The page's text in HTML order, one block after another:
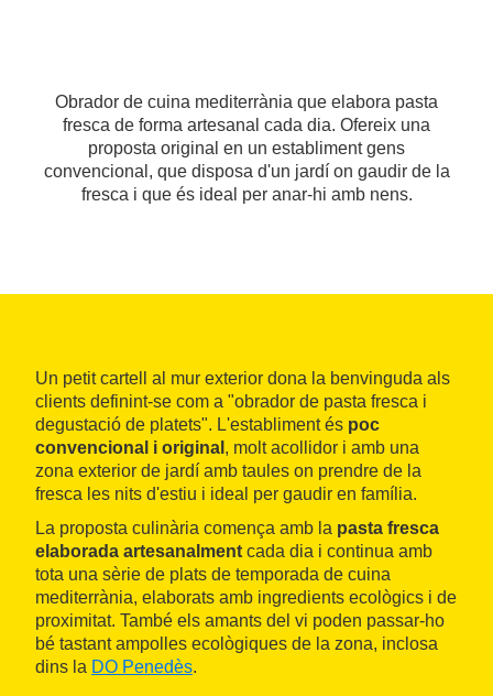
Obrador de cuina mediterrània que elabora pasta
fresca de forma artesanal cada dia. Ofereix una
proposta original en un establiment gens
convencional, que disposa d'un jardí on gaudir de la
fresca i que és ideal per anar-hi amb nens.
Un petit cartell al mur exterior dona la benvinguda als
clients definint-se com a "obrador de pasta fresca i
degustació de platets". L'establiment és poc
convencional i original , molt acollidor i amb una
zona exterior de jardí amb taules on prendre de la
fresca les nits d'estiu i ideal per gaudir en família.
La proposta culinària comença amb la pasta fresca
elaborada artesanalment cada dia i continua amb
tota una sèrie de plats de temporada de cuina
mediterrània, elaborats amb ingredients ecològics i de
proximitat. També els amants del vi poden passar-ho
bé tastant ampolles ecològiques de la zona, inclosa
dins la DO Penedès.